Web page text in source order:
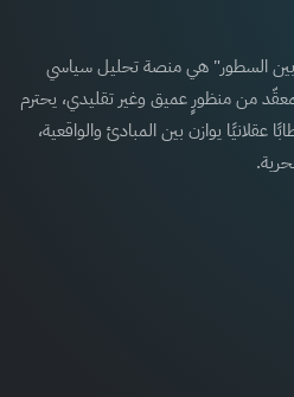
السطور" هي منصة تحليل سياسي
من منظورٍ عميق وغير تقليدي، يحترم
عقلانيًا يوازن بين المبادئ والواقعية،